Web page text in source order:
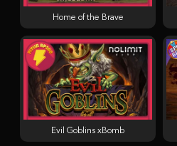
Home of the Brave
Evil Goblins xBomb